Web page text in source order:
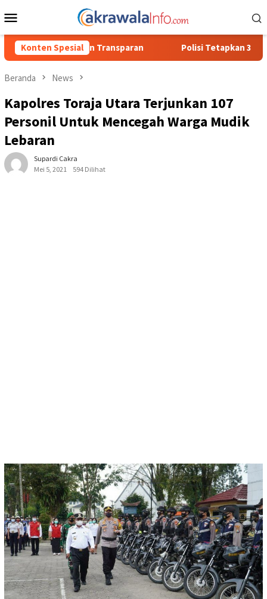
ke
Mobile
Konten Spesial
Polisi Tetapkan 3 Orang Tersangka Baru Kasus
Beranda News
Kapolres Toraja Utara Terjunkan 107
Personil Untuk Mencegah Warga Mudik
Lebaran
Supardi Cakra
Mei 5, 2021
594 Dilihat